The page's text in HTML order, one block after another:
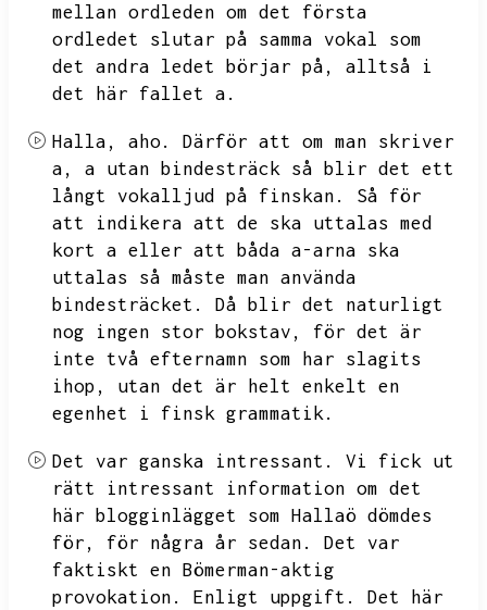
mellan ordleden om det första
ordledet slutar på samma vokal som
det andra ledet börjar på,
alltså i
det här fallet a.
Halla, aho.
Därför att om man skriver
a,
a utan bindesträck så blir det ett
långt vokalljud på finskan.
Så för
att indikera att de ska uttalas med
kort a eller att båda a-arna ska
uttalas så måste man använda
bindesträcket.
Då blir det naturligt
nog ingen stor bokstav,
för det är
inte två efternamn som har slagits
ihop,
utan det är helt enkelt en
egenhet i finsk grammatik.
Det var ganska intressant.
Vi fick ut
rätt intressant information om det
här blogginlägget som Hallaö dömdes
för,
för några år sedan.
Det var
faktiskt en Bömerman-aktig
provokation.
Enligt uppgift.
Det här